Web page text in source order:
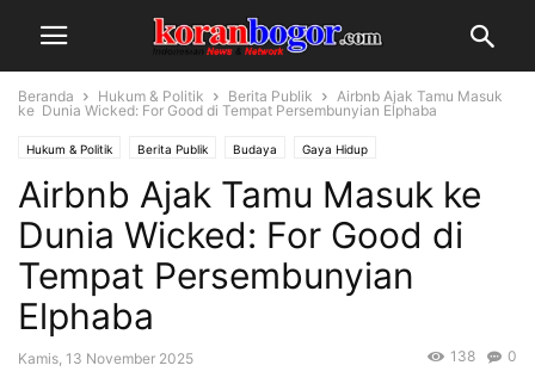
Beranda Hukum & Politik Berita Publik
Airbnb Ajak Tamu Masuk
ke Dunia Wicked: For Good di Tempat Persembunyian Elphaba
Hukum & Politik Berita Publik Budaya Gaya Hidup
Airbnb Ajak Tamu Masuk ke
Dunia Wicked: For Good di
Tempat Persembunyian
Elphaba
Kamis, 13 November 2025 0
138